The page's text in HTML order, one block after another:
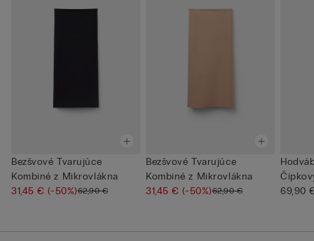
Bezšvové Tvarujúce
Kombiné z Mikrovlákna
31,45 €(-50%)62,90 €
Bezšvové Tvarujúce
Kombiné z Mikrovlákna
31,45 €(-50%)62,90 €
69,90